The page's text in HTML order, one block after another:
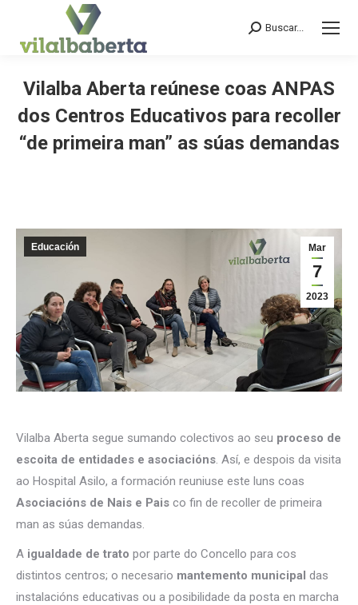
Search:
Buscar...
Vilalba Aberta reúnese coas ANPAS
dos Centros Educativos para recoller
“de primeira man” as súas demandas
Mar
7
2023
Educación
Vilalba Aberta segue sumando colectivos ao seu proceso de
escoita de entidades e asociacións. Así, e despois da visita
ao Hospital Asilo, a formación reuniuse este luns coas
Asociacións de Nais e Pais co fin de recoller de primeira
man as súas demandas.
A igualdade de trato por parte do Concello para cos
distintos centros; o necesario mantemento municipal das
instalacións educativas ou a posibilidade da posta en marcha